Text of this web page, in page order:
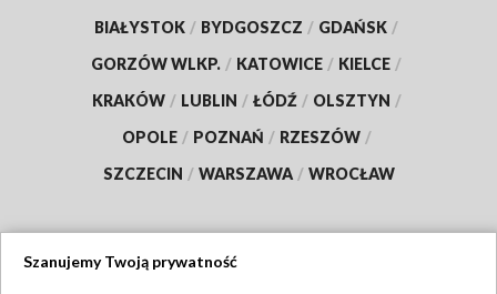
BIAŁYSTOK / BYDGOSZCZ / GDAŃSK /
GORZÓW WLKP. / KATOWICE / KIELCE /
KRAKÓW / LUBLIN / ŁÓDŹ / OLSZTYN /
OPOLE / POZNAŃ / RZESZÓW /
SZCZECIN / WARSZAWA / WROCŁAW
Szanujemy Twoją prywatność